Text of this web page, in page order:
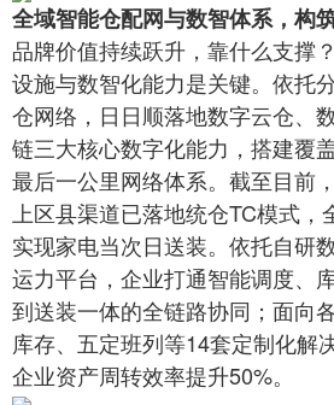
全域智能仓配网与数智体系，构
品牌价值持续跃升，靠什么支撑
设施与数智化能力是关键。依托
仓网络，日日顺落地数字云仓、
链三大核心数字化能力，搭建覆
最后一公里网络体系。截至目前
上区县渠道已落地统仓TC模式
实现家电当次日送装。依托自研
运力平台，企业打通智能调度、
到送装一体的全链路协同；面向
库存、五定班列等14套定制化解
企业资产周转效率提升50%。